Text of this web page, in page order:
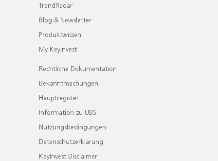
TrendRadar
Blog & Newsletter
Produktwissen
My KeyInvest
Rechtliche Dokumentation
Bekanntmachungen
Hauptregister
Information zu UBS
Nutzungsbedingungen
Datenschutzerklärung
KeyInvest Disclaimer